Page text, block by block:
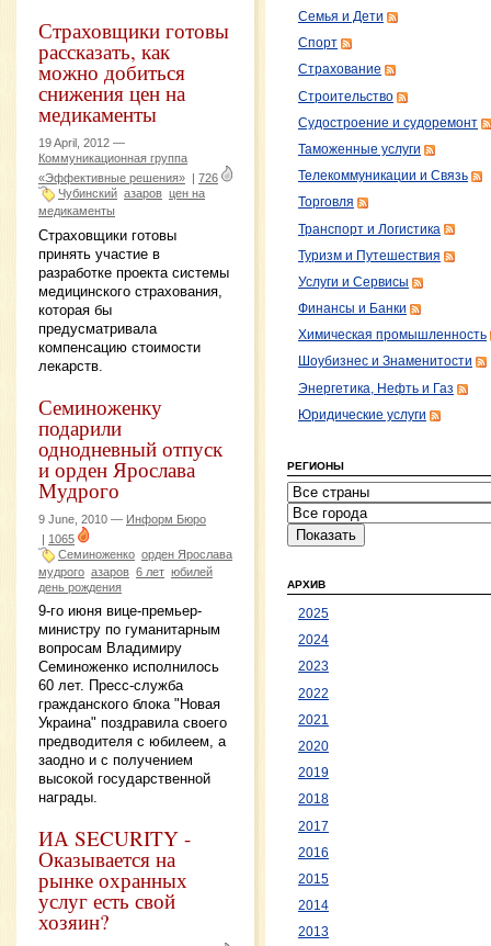
Страховщики готовы
рассказать, как
можно добиться
снижения цен на
медикаменты
19 April, 2012 —
Коммуникационная группа
«Эффективные решения»
726
Чубинский азаров цен на
медикаменты
Страховщики готовы
принять участие в
разработке проекта системы
медицинского страхования,
которая бы
предусматривала
компенсацию стоимости
лекарств.
Семиноженку
подарили
однодневный отпуск
и орден Ярослава
Мудрого
9 June, 2010 — Информ Бюро
| 1065
Семиноженко орден Ярослава
мудрого азаров 6 лет юбилей
день рождения
9-го июня вице-премьер-
министру по гуманитарным
вопросам Владимиру
Семиноженко исполнилось
60 лет. Пресс-служба
гражданского блока "Новая
Украина" поздравила своего
предводителя с юбилеем, а
заодно и с получением
высокой государственной
награды.
ИА SECURITY -
Оказывается на
рынке охранных
услуг есть свой
хозяин?
Семья и Дети
Спорт
Страхование
Строительство
Судостроение и судоремонт
Таможенные услуги
Телекоммуникации и Связь
Торговля
Транспорт и Логистика
Туризм и Путешествия
Услуги и Сервисы
Финансы и Банки
Химическая промышленность
Шоубизнес и Знаменитости
Энергетика, Нефть и Газ
Юридические услуги
РЕГИОНЫ
АРХИВ
2025
2024
2023
2022
2021
2020
2019
2018
2017
2016
2015
2014
2013